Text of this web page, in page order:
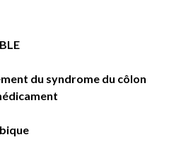
du syndrome du côlon